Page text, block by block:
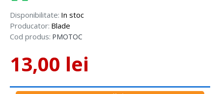
Disponibilitate: In stoc
Producator: Blade
Cod produs: PMOTOC
13,00 lei